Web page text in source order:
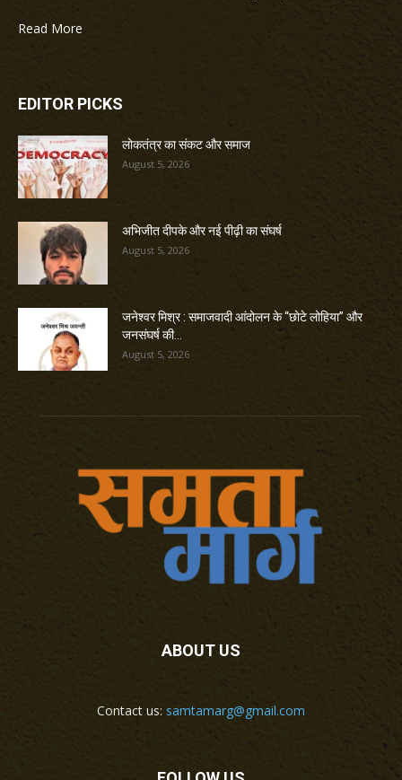
Read More
EDITOR PICKS
लोकतंत्र का संकट और समाज
August 5, 2026
अभिजीत दीपके और नई पीढ़ी का संघर्ष
August 5, 2026
जनेश्वर मिश्र : समाजवादी आंदोलन के “छोटे लोहिया” और
जनसंघर्ष की...
August 5, 2026
ABOUT US
Contact us: samtamarg@gmail.com